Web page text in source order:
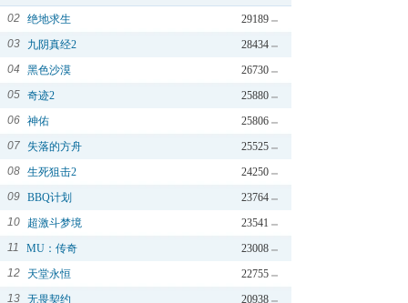
02 29189
绝地求生
03
28434
九阴真经2
04
26730
黑色沙漠
05
25880
奇迹2
06
25806
神佑
07
25525
失落的方舟
08
24250
生死狙击2
09
23764
BBQ计划
10
23541
超激斗梦境
11
23008
MU：传奇
12
22755
天堂永恒
13
20938
无畏契约